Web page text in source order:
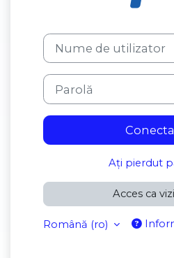
Nume de utilizator
Parolă
Ați pierdut
Acces ca
Română ‎(ro)‎